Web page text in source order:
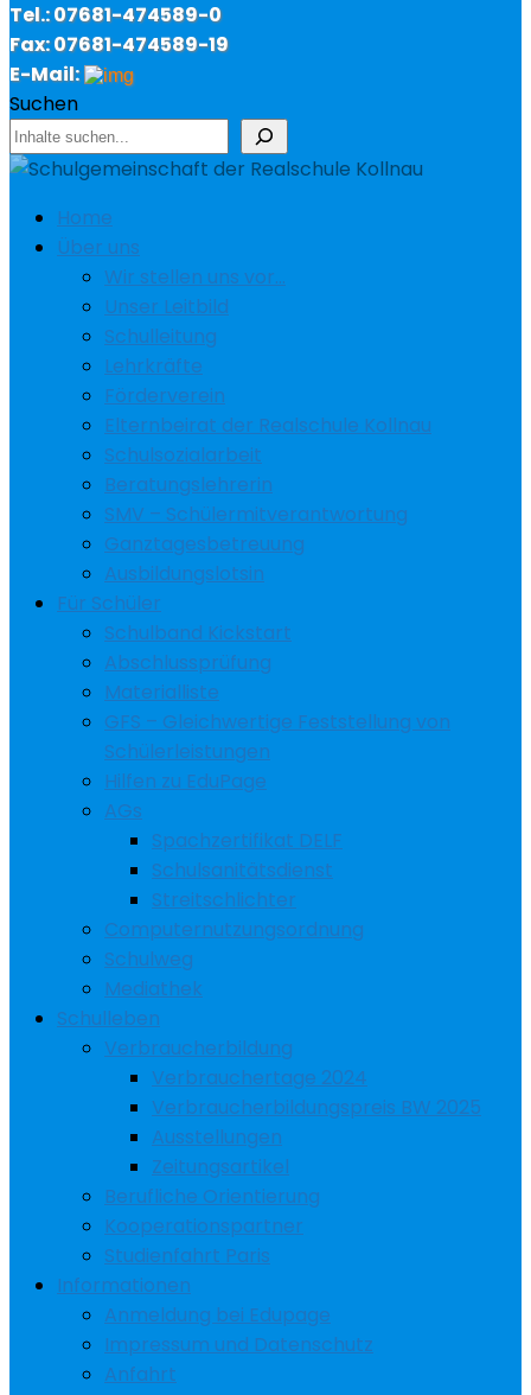
Tel.: 07681-474589-0
Fax: 07681-474589-19
E-Mail:
Suchen
Home
Über uns
Wir stellen uns vor…
Unser Leitbild
Schulleitung
Lehrkräfte
Förderverein
Elternbeirat der Realschule Kollnau
Schulsozialarbeit
Beratungslehrerin
SMV – Schülermitverantwortung
Ganztagesbetreuung
Ausbildungslotsin
Für Schüler
Schulband Kickstart
Abschlussprüfung
Materialliste
GFS – Gleichwertige Feststellung von
Schülerleistungen
Hilfen zu EduPage
AGs
Spachzertifikat DELF
Schulsanitätsdienst
Streitschlichter
Computernutzungsordnung
Schulweg
Mediathek
Schulleben
Verbraucherbildung
Verbrauchertage 2024
Verbraucherbildungspreis BW 2025
Ausstellungen
Zeitungsartikel
Berufliche Orientierung
Kooperationspartner
Studienfahrt Paris
Informationen
Anmeldung bei Edupage
Impressum und Datenschutz
Anfahrt